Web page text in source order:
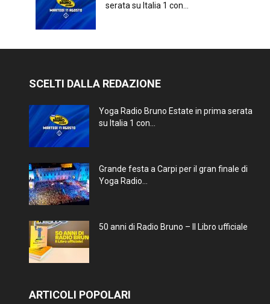
serata su Italia 1 con...
SCELTI DALLA REDAZIONE
Yoga Radio Bruno Estate in prima serata
su Italia 1 con...
Grande festa a Carpi per il gran finale di
Yoga Radio...
50 anni di Radio Bruno – Il Libro ufficiale
ARTICOLI POPOLARI